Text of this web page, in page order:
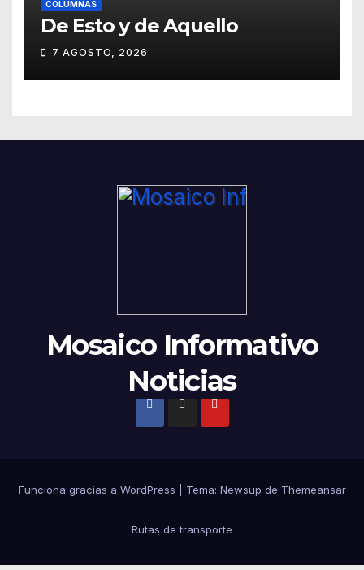
COLUMNAS
De Esto y de Aquello
7 AGOSTO, 2026
Mosaico Informativo
Noticias
Funciona gracias a WordPress Tema: Newsup de Themeansar
Rutas de transporte